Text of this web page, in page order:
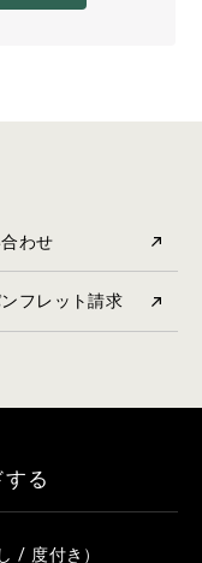
わせ
フレット請求
る
/ 度付き）